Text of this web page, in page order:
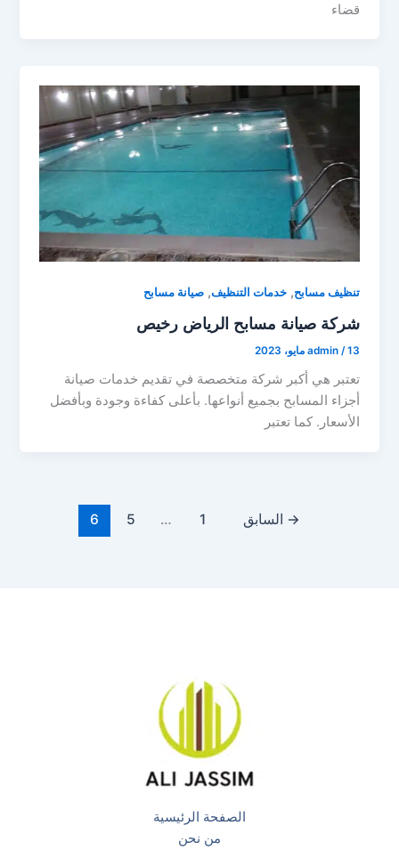
قضاء
تنظيف مسابح,خدمات التنظيف,صيانة مسابح
شركة صيانة مسابح الرياض رخيص
admin /13 مايو، 2023
تعتبر هي أكبر شركة متخصصة في تقديم خدمات صيانة
أجزاء المسابح بجميع أنواعها. بأعلى كفاءة وجودة وبأفضل
الأسعار. كما تعتبر
→ السابق 1
…
5
6
الصفحة الرئيسية
من نحن